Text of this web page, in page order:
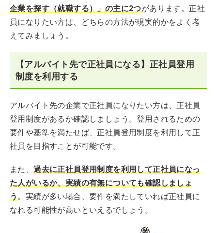
企業を探す（就職する）」の主に2つがあります。正社
員になりたい方は、どちらの方法が現実的かをよく考
えてみましょう。
【アルバイト先で正社員になる】正社員登用
制度を利用する
アルバイト先の企業で正社員になりたい方は、正社員
登用制度があるか確認しましょう。登用されるための
要件や基準を満たせば、正社員登用制度を利用して正
社員を目指すことが可能です。
また、過去に正社員登用制度を利用して正社員になっ
た人がいるか、実績の有無についても確認しましょ
う。実績が多い場合、要件を満たしていれば正社員に
なれる可能性が高いといえるでしょう。